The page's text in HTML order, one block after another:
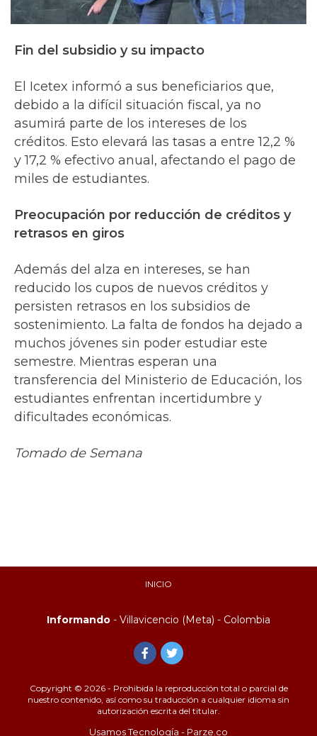
Fin del subsidio y su impacto
El Icetex informó a sus beneficiarios que,
debido a la difícil situación fiscal, ya no
asumirá parte de los intereses de los
créditos. Esto elevará las tasas a entre 12,2 %
y 17,2 % efectivo anual, afectando el pago de
miles de estudiantes.
Preocupación por reducción de créditos y
retrasos en giros
Además del alza en intereses, se han
reducido los cupos de nuevos créditos y
persisten retrasos en los subsidios de
sostenimiento. La falta de fondos ha dejado a
muchos jóvenes sin poder estudiar este
semestre. Mientras esperan una
transferencia del Ministerio de Educación, los
estudiantes enfrentan incertidumbre y
dificultades económicas.
Tomado de Semana
INICIO
Informando - Villavicencio (Meta) - Colombia
Copyright © 2026 - Prohibida la reproducción total o parcial de
nuestro contenido, así como su traducción a cualquier idioma sin
autorización escrita del titular.
Usamos Tecnología - Parze.co